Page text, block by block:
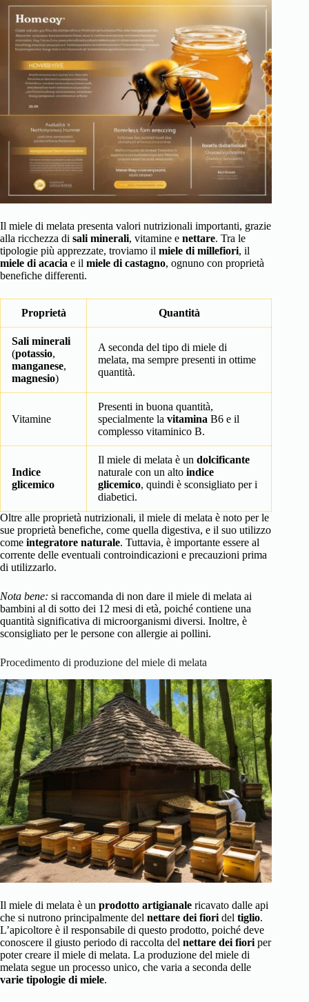
Il miele di melata presenta valori nutrizionali importanti, grazie
alla ricchezza di sali minerali, vitamine e nettare. Tra le
tipologie più apprezzate, troviamo il miele di millefiori, il
miele di acacia e il miele di castagno, ognuno con proprietà
benefiche differenti.
Proprietà Quantità
Sali minerali
(potassio,
manganese,
magnesio)
A seconda del tipo di miele di
melata, ma sempre presenti in ottime
quantità.
Vitamine
Presenti in buona quantità,
specialmente la vitamina B6 e il
complesso vitaminico B.
Indice
glicemico
Il miele di melata è un dolcificante
naturale con un alto indice
glicemico, quindi è sconsigliato per i
diabetici.
Oltre alle proprietà nutrizionali, il miele di melata è noto per le
sue proprietà benefiche, come quella digestiva, e il suo utilizzo
come integratore naturale. Tuttavia, è importante essere al
corrente delle eventuali controindicazioni e precauzioni prima
di utilizzarlo.
Nota bene: si raccomanda di non dare il miele di melata ai
bambini al di sotto dei 12 mesi di età, poiché contiene una
quantità significativa di microorganismi diversi. Inoltre, è
sconsigliato per le persone con allergie ai pollini.
Procedimento di produzione del miele di melata
Il miele di melata è un prodotto artigianale ricavato dalle api
che si nutrono principalmente del nettare dei fiori del tiglio.
L’apicoltore è il responsabile di questo prodotto, poiché deve
conoscere il giusto periodo di raccolta del nettare dei fiori per
poter creare il miele di melata. La produzione del miele di
melata segue un processo unico, che varia a seconda delle
varie tipologie di miele.